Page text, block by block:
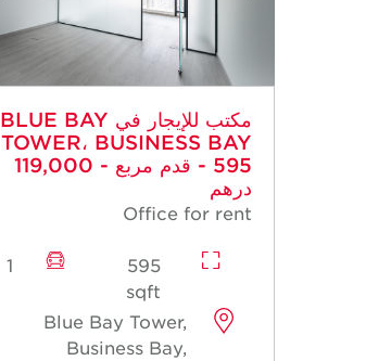
مكتب للإيجار في BLUE BAY
TOWER، BUSINESS BAY
- 595 قدم مربع - 119,000
درهم
Office for rent
595
sqft
1
Blue Bay Tower,
Business Bay,